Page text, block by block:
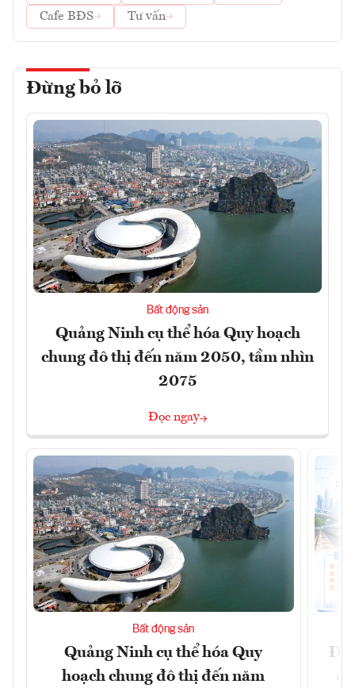
Cafe BĐS
Tư vấn
Đừng bỏ lỡ
Bất động sản
Quảng Ninh cụ thể hóa Quy hoạch
chung đô thị đến năm 2050, tầm nhìn
2075
Đọc ngay
Bất động sản
Quảng Ninh cụ thể hóa Quy
hoạch chung đô thị đến năm